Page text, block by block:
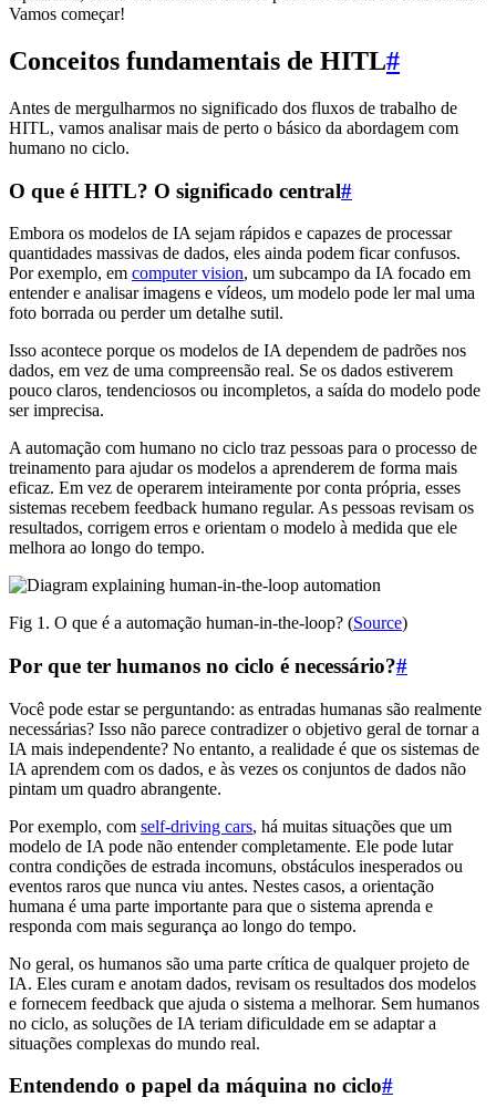
Vamos começar!
Conceitos fundamentais de HITL#
Antes de mergulharmos no significado dos fluxos de trabalho de
HITL, vamos analisar mais de perto o básico da abordagem com
humano no ciclo.
O que é HITL? O significado central#
Embora os modelos de IA sejam rápidos e capazes de processar
quantidades massivas de dados, eles ainda podem ficar confusos.
Por exemplo, em computer vision, um subcampo da IA focado em
entender e analisar imagens e vídeos, um modelo pode ler mal uma
foto borrada ou perder um detalhe sutil.
Isso acontece porque os modelos de IA dependem de padrões nos
dados, em vez de uma compreensão real. Se os dados estiverem
pouco claros, tendenciosos ou incompletos, a saída do modelo pode
ser imprecisa.
A automação com humano no ciclo traz pessoas para o processo de
treinamento para ajudar os modelos a aprenderem de forma mais
eficaz. Em vez de operarem inteiramente por conta própria, esses
sistemas recebem feedback humano regular. As pessoas revisam os
resultados, corrigem erros e orientam o modelo à medida que ele
melhora ao longo do tempo.
Fig 1. O que é a automação human-in-the-loop? (Source)
Por que ter humanos no ciclo é necessário?#
Você pode estar se perguntando: as entradas humanas são realmente
necessárias? Isso não parece contradizer o objetivo geral de tornar a
IA mais independente? No entanto, a realidade é que os sistemas de
IA aprendem com os dados, e às vezes os conjuntos de dados não
pintam um quadro abrangente.
Por exemplo, com self-driving cars, há muitas situações que um
modelo de IA pode não entender completamente. Ele pode lutar
contra condições de estrada incomuns, obstáculos inesperados ou
eventos raros que nunca viu antes. Nestes casos, a orientação
humana é uma parte importante para que o sistema aprenda e
responda com mais segurança ao longo do tempo.
No geral, os humanos são uma parte crítica de qualquer projeto de
IA. Eles curam e anotam dados, revisam os resultados dos modelos
e fornecem feedback que ajuda o sistema a melhorar. Sem humanos
no ciclo, as soluções de IA teriam dificuldade em se adaptar a
situações complexas do mundo real.
Entendendo o papel da máquina no ciclo#